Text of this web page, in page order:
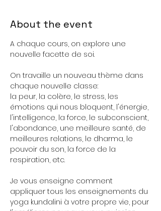
About the event
A chaque cours, on explore une
nouvelle facette de soi.
On travaille un nouveau thème dans
chaque nouvelle classe:
la peur, la colère, le stress, les
émotions qui nous bloquent, l'énergie,
l'intelligence, la force, le subconscient,
l'abondance, une meilleure santé, de
meilleures relations, le dharma, le
pouvoir du son, la force de la
respiration, etc.
Je vous enseigne comment
appliquer tous les enseignements du
yoga kundalini à votre propre vie, pour